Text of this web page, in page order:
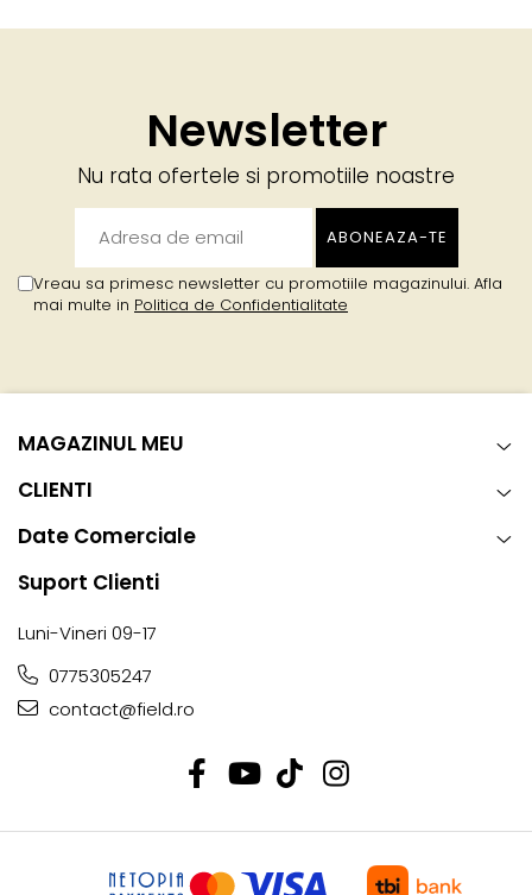
Newsletter
Nu rata ofertele si promotiile noastre
Vreau sa primesc newsletter cu promotiile magazinului. Afla
mai multe in Politica de Confidentialitate
MAGAZINUL MEU
CLIENTI
Date Comerciale
Suport Clienti
Luni-Vineri 09-17
0775305247
contact@field.ro